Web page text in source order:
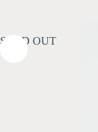
SOLD OUT